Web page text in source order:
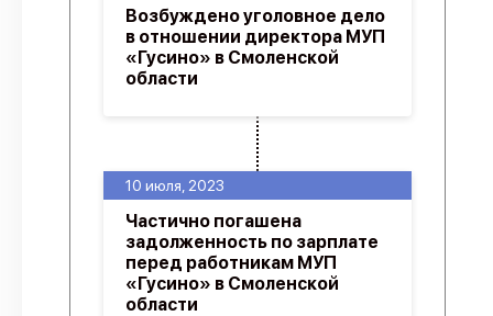
10 июля, 2023
Частично погашена
задолженность по зарплате
перед работникам МУП
«Гусино» в Смоленской
области
Возбуждено уголовное дело
в отношении директора МУП
«Гусино» в Смоленской
области